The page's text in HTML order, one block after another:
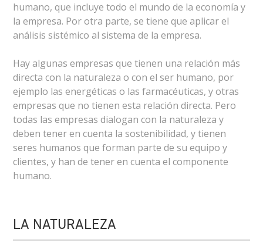
humano, que incluye todo el mundo de la economía y
la empresa. Por otra parte, se tiene que aplicar el
análisis sistémico al sistema de la empresa.
Hay algunas empresas que tienen una relación más
directa con la naturaleza o con el ser humano, por
ejemplo las energéticas o las farmacéuticas, y otras
empresas que no tienen esta relación directa. Pero
todas las empresas dialogan con la naturaleza y
deben tener en cuenta la sostenibilidad, y tienen
seres humanos que forman parte de su equipo y
clientes, y han de tener en cuenta el componente
humano.
LA NATURALEZA